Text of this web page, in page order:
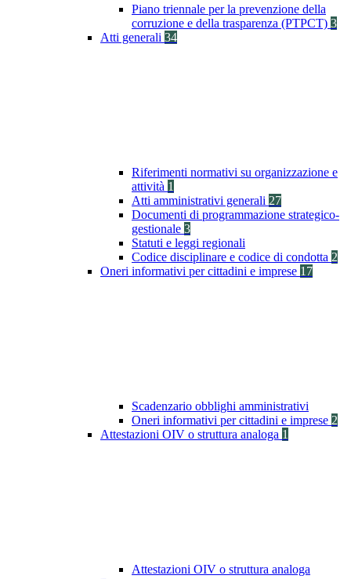
Piano triennale per la prevenzione della
corruzione e della trasparenza (PTPCT) 3
Atti generali 34
Riferimenti normativi su organizzazione e
attività 1
Atti amministrativi generali 27
Documenti di programmazione strategico-
gestionale 3
Statuti e leggi regionali
Codice disciplinare e codice di condotta 2
Oneri informativi per cittadini e imprese 17
Scadenzario obblighi amministrativi
Oneri informativi per cittadini e imprese 2
Attestazioni OIV o struttura analoga 1
Attestazioni OIV o struttura analoga